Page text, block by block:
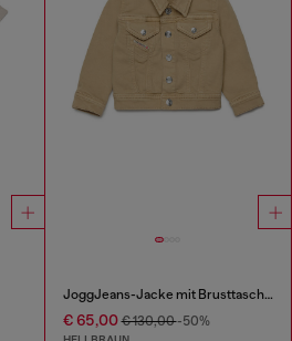
JoggJeans-Jacke mit Brusttaschen
€ 65,00€ 130,00-50%